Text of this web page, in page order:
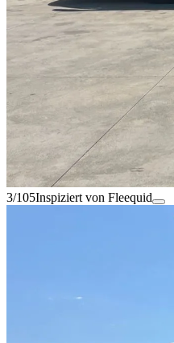
3/105Inspiziert von Fleequid